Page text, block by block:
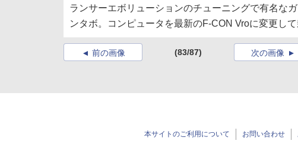
ランサーエボリューションのチューニングで有名な
ンタボ。コンピュータを最新のF-CON Vroに変更し
前の画像 (83/87) 次の画像
本サイトのご利用について お問い合わせ